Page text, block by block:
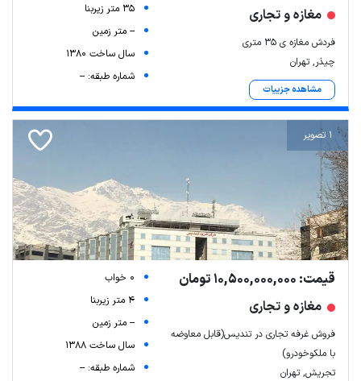
مغازه و تجاری
فردش مغازه ی ۳۵ متری
چیذر, تهران
مشاهده جزییات
35 متر زیربنا
-- متر زمین
سال ساخت 1380
شماره طبقه: --
1 تصویر
قیمت: 10,500,000,000 تومان
مغازه و تجاری
فروش غرفه تجاری در تندیس(قابل معاوضه
با ملکوخودرو)
تجریش, تهران
0 خواب
4 متر زیربنا
-- متر زمین
سال ساخت 1388
شماره طبقه: --